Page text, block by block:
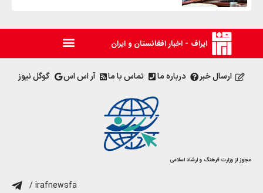
ایراف - اخبار افغانستان و ایران
ارسال خبر درباره ما تماس با ما آر اس اس گوگل نیوز
مجوز از وزارت فرهنگ و ارشاد اسلامی
/ irafnewsfa